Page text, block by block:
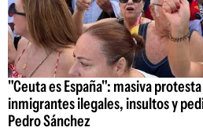
"Ceuta es España": masiva
inmigrantes ilegales, insultos y
Pedro Sánchez